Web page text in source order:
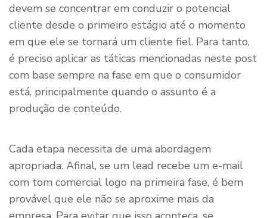
devem se concentrar em conduzir o potencial
cliente desde o primeiro estágio até o momento
em que ele se tornará um cliente fiel. Para tanto,
é preciso aplicar as táticas mencionadas neste post
com base sempre na fase em que o consumidor
está, principalmente quando o assunto é a
produção de conteúdo.
Cada etapa necessita de uma abordagem
apropriada. Afinal, se um lead recebe um e-mail
com tom comercial logo na primeira fase, é bem
provável que ele não se aproxime mais da